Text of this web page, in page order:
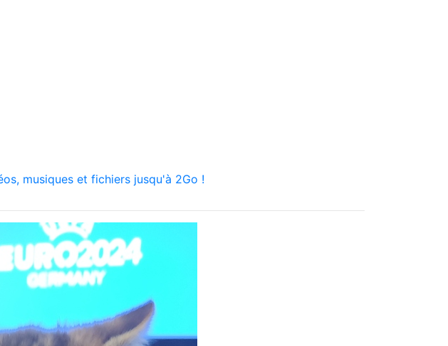
musiques et fichiers jusqu'à 2Go !